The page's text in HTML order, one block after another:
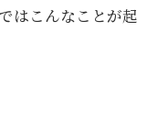
はこんなことが起